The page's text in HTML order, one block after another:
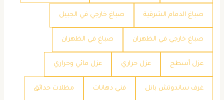
صباغ الدمام الشرقية صباغ خارجي في الجبيل
صباغ خارجي في الظهران صباغ في الظهران
عزل أسطح عزل حراري عزل مائي وحراري
غرف ساندوتش بانل فني دهانات مظلات حدائق